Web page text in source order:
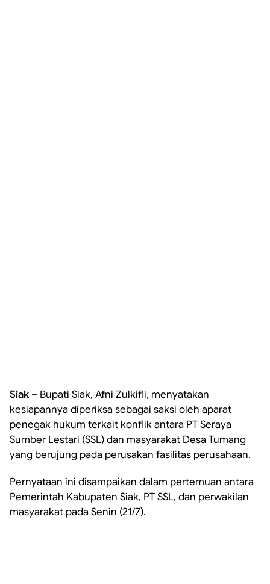
Siak – Bupati Siak, Afni Zulkifli, menyatakan
kesiapannya diperiksa sebagai saksi oleh aparat
penegak hukum terkait konflik antara PT Seraya
Sumber Lestari (SSL) dan masyarakat Desa Tumang
yang berujung pada perusakan fasilitas perusahaan.
Pernyataan ini disampaikan dalam pertemuan antara
Pemerintah Kabupaten Siak, PT SSL, dan perwakilan
masyarakat pada Senin (21/7).